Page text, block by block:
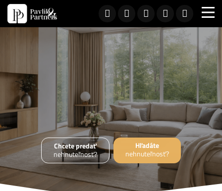
Chcete predať
nehnuteľnosť?
Hľadáte
nehnuteľnosť?